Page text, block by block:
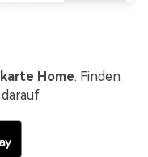
Home. Finden